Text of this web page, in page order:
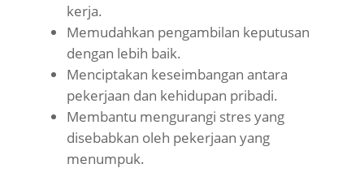
kerja.
Memudahkan pengambilan keputusan
dengan lebih baik.
Menciptakan keseimbangan antara
pekerjaan dan kehidupan pribadi.
Membantu mengurangi stres yang
disebabkan oleh pekerjaan yang
menumpuk.